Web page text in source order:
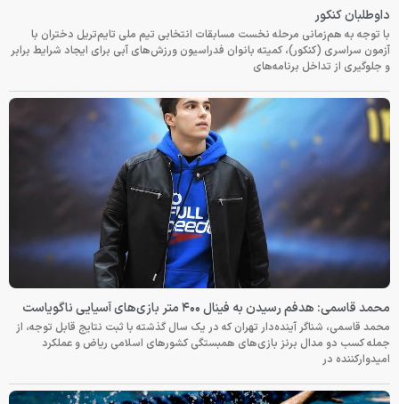
داوطلبان کنکور
با توجه به هم‌زمانی مرحله نخست مسابقات انتخابی تیم ملی تایم‌تریل دختران با
آزمون سراسری (کنکور)، کمیته بانوان فدراسیون ورزش‌های آبی برای ایجاد شرایط برابر
و جلوگیری از تداخل برنامه‌های
محمد قاسمی: هدفم رسیدن به فینال ۴۰۰ متر بازی‌های آسیایی ناگویاست
محمد قاسمی، شناگر آینده‌دار تهران که در یک سال گذشته با ثبت نتایج قابل توجه، از
جمله کسب دو مدال برنز بازی‌های همبستگی کشورهای اسلامی ریاض و عملکرد
امیدوارکننده در